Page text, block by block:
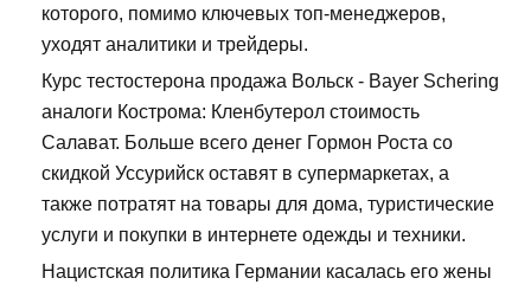
которого, помимо ключевых топ-менеджеров,
уходят аналитики и трейдеры.
Курс тестостерона продажа Вольск - Bayer Schering
аналоги Кострома: Кленбутерол стоимость
Салават. Больше всего денег Гормон Роста со
скидкой Уссурийск оставят в супермаркетах, а
также потратят на товары для дома, туристические
услуги и покупки в интернете одежды и техники.
Нацистская политика Германии касалась его жены